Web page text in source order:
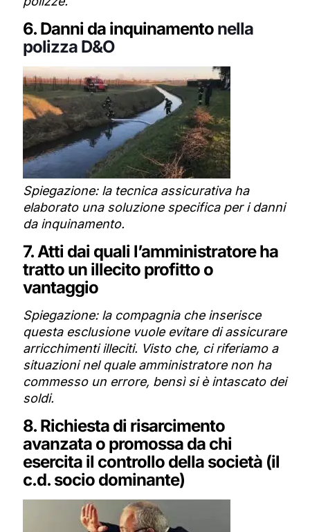
6. Danni da inquinamento nella
polizza D&O
Spiegazione: la tecnica assicurativa ha
elaborato una soluzione specifica per i danni
da inquinamento.
7. Atti dai quali l’amministratore ha
tratto un illecito profitto o
vantaggio
Spiegazione: la compagnia che inserisce
questa esclusione vuole evitare di assicurare
arricchimenti illeciti. Visto che, ci riferiamo a
situazioni nel quale amministratore non ha
commesso un errore, bensì si è intascato dei
soldi.
8. Richiesta di risarcimento
avanzata o promossa da chi
esercita il controllo della società (il
c.d. socio dominante)